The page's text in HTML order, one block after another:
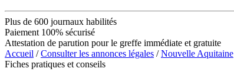
Plus de 600 journaux habilités
Paiement 100% sécurisé
Attestation de parution pour le greffe immédiate et gratuite
Accueil /Consulter les annonces légales /Nouvelle Aquitaine
Fiches pratiques et conseils